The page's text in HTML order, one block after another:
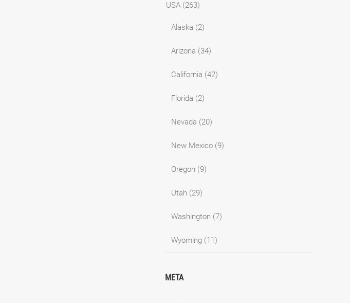
USA (263)
Alaska (2)
Arizona (34)
California (42)
Florida (2)
Nevada (20)
New Mexico (9)
Oregon (9)
Utah (29)
Washington (7)
Wyoming (11)
META